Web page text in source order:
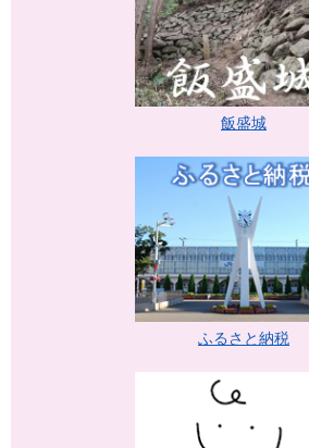
飯盛城
ふるさと納税